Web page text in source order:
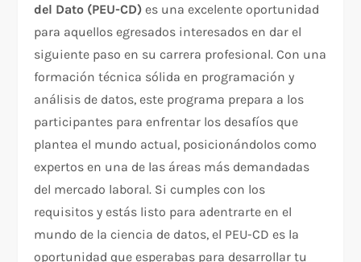
del Dato (PEU-CD) es una excelente oportunidad
para aquellos egresados interesados en dar el
siguiente paso en su carrera profesional. Con una
formación técnica sólida en programación y
análisis de datos, este programa prepara a los
participantes para enfrentar los desafíos que
plantea el mundo actual, posicionándolos como
expertos en una de las áreas más demandadas
del mercado laboral. Si cumples con los
requisitos y estás listo para adentrarte en el
mundo de la ciencia de datos, el PEU-CD es la
oportunidad que esperabas para desarrollar tu